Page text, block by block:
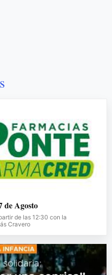
de Agosto
de las 12:30 con la
Cravero